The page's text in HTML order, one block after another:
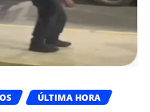
ÚLTIMA HORA